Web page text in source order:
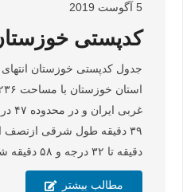
5 آگوست 2019
کدپستی
جدول کدپستی خوزستان
دقیقه تا ۳۲ درجه و ۵۸ دقیقه شمالی از…
مطالب بیشتر